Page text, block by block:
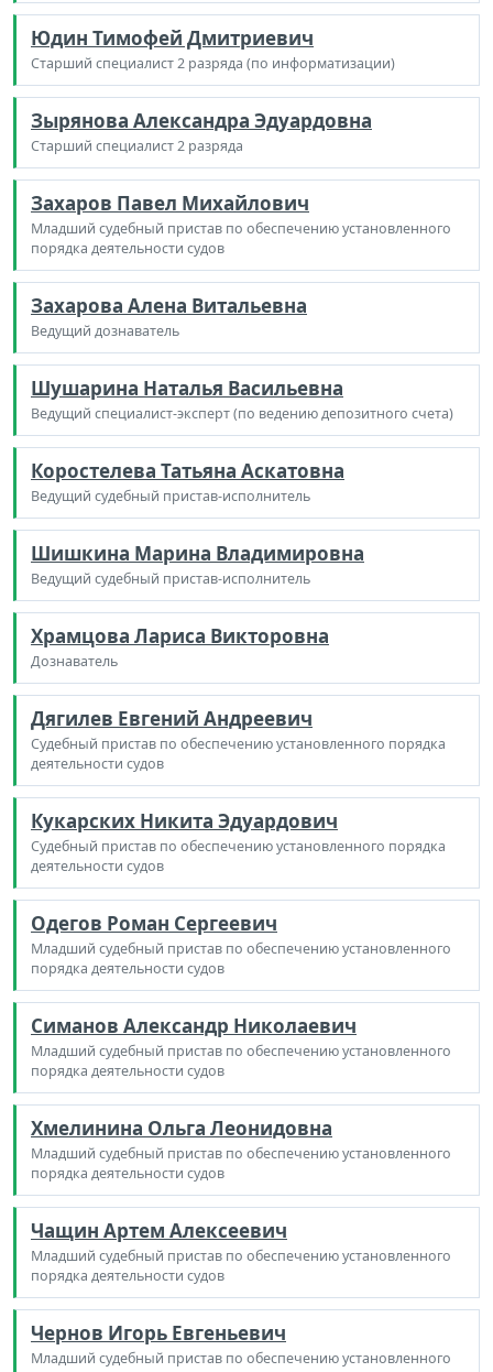
Юдин Тимофей Дмитриевич
Старший специалист 2 разряда (по информатизации)
Зырянова Александра Эдуардовна
Старший специалист 2 разряда
Захаров Павел Михайлович
Младший судебный пристав по обеспечению установленного
порядка деятельности судов
Захарова Алена Витальевна
Ведущий дознаватель
Шушарина Наталья Васильевна
Ведущий специалист-эксперт (по ведению депозитного счета)
Коростелева Татьяна Аскатовна
Ведущий судебный пристав-исполнитель
Шишкина Марина Владимировна
Ведущий судебный пристав-исполнитель
Храмцова Лариса Викторовна
Дознаватель
Дягилев Евгений Андреевич
Судебный пристав по обеспечению установленного порядка
деятельности судов
Кукарских Никита Эдуардович
Судебный пристав по обеспечению установленного порядка
деятельности судов
Одегов Роман Сергеевич
Младший судебный пристав по обеспечению установленного
порядка деятельности судов
Симанов Александр Николаевич
Младший судебный пристав по обеспечению установленного
порядка деятельности судов
Хмелинина Ольга Леонидовна
Младший судебный пристав по обеспечению установленного
порядка деятельности судов
Чащин Артем Алексеевич
Младший судебный пристав по обеспечению установленного
порядка деятельности судов
Чернов Игорь Евгеньевич
Младший судебный пристав по обеспечению установленного